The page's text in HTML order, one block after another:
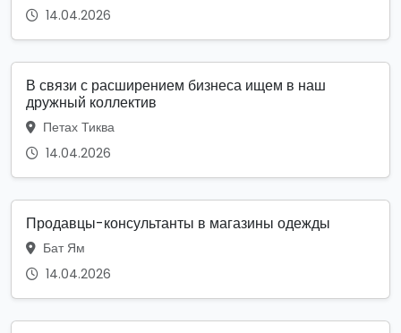
14.04.2026
В связи с расширением бизнеса ищем в наш
дружный коллектив
Петах Тиква
14.04.2026
Продавцы-консультанты в магазины одежды
Бат Ям
14.04.2026